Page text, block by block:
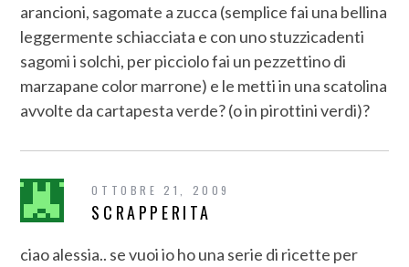
arancioni, sagomate a zucca (semplice fai una bellina
leggermente schiacciata e con uno stuzzicadenti
sagomi i solchi, per picciolo fai un pezzettino di
marzapane color marrone) e le metti in una scatolina
avvolte da cartapesta verde? (o in pirottini verdi)?
OTTOBRE 21, 2009
SCRAPPERITA
ciao alessia.. se vuoi io ho una serie di ricette per